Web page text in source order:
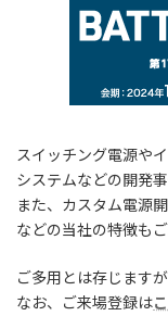
スイッチング電源や
システムなどの開発
また、カスタム電源
などの当社の特徴も
ご多用とは存じます
なお、ご来場登録は